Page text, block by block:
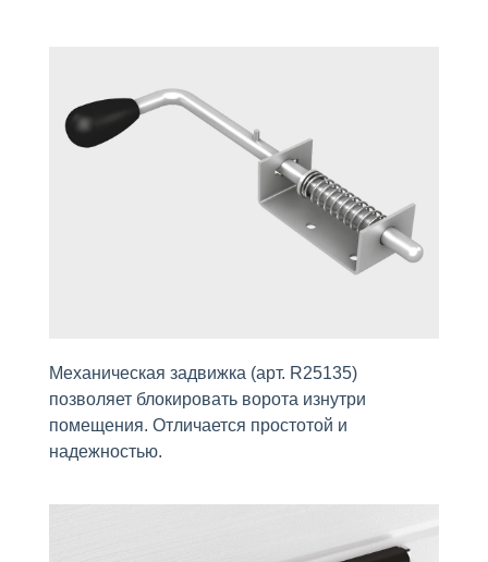
Механическая задвижка (арт. R25135)
позволяет блокировать ворота изнутри
помещения. Отличается простотой и
надежностью.